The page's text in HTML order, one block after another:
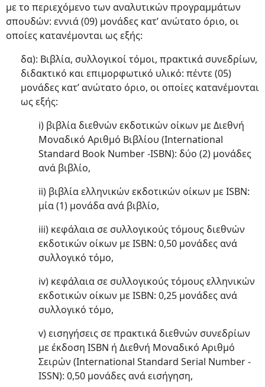
με το περιεχόμενο των αναλυτικών προγραμμάτων
σπουδών: εννιά (09) μονάδες κατ’ ανώτατο όριο, οι
οποίες κατανέμονται ως εξής:
δα): Βιβλία, συλλογικοί τόμοι, πρακτικά συνεδρίων,
διδακτικό και επιμορφωτικό υλικό: πέντε (05)
μονάδες κατ’ ανώτατο όριο, οι οποίες κατανέμονται
ως εξής:
i) βιβλία διεθνών εκδοτικών οίκων με Διεθνή
Μοναδικό Αριθμό Βιβλίου (International
Standard Book Number -ISBN): δύο (2) μονάδες
ανά βιβλίο,
ii) βιβλία ελληνικών εκδοτικών οίκων με ISBN:
μία (1) μονάδα ανά βιβλίο,
iii) κεφάλαια σε συλλογικούς τόμους διεθνών
εκδοτικών οίκων με ISBN: 0,50 μονάδες ανά
συλλογικό τόμο,
iv) κεφάλαια σε συλλογικούς τόμους ελληνικών
εκδοτικών οίκων με ISBN: 0,25 μονάδες ανά
συλλογικό τόμο,
v) εισηγήσεις σε πρακτικά διεθνών συνεδρίων
με έκδοση ISBN ή Διεθνή Μοναδικό Αριθμό
Σειρών (International Standard Serial Number -
ISSN): 0,50 μονάδες ανά εισήγηση,